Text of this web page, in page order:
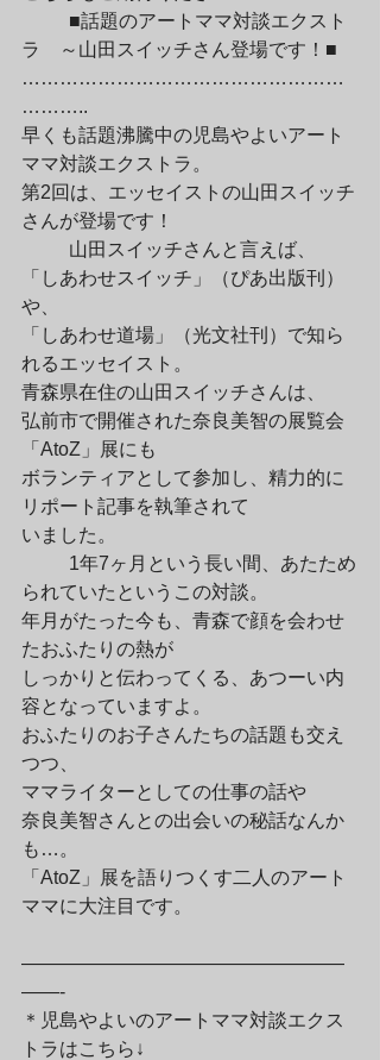
ラ　～山田スイッチさん登場です！■
……………………………………………
………..
早くも話題沸騰中の児島やよいアート
ママ対談エクストラ。
第2回は、エッセイストの山田スイッチ
さんが登場です！
「しあわせスイッチ」（ぴあ出版刊）
や、
「しあわせ道場」（光文社刊）で知ら
れるエッセイスト。
青森県在住の山田スイッチさんは、
弘前市で開催された奈良美智の展覧会
「AtoZ」展にも
ボランティアとして参加し、精力的に
リポート記事を執筆されて
いました。
られていたというこの対談。
年月がたった今も、青森で顔を会わせ
たおふたりの熱が
しっかりと伝わってくる、あつーい内
容となっていますよ。
おふたりのお子さんたちの話題も交え
つつ、
ママライターとしての仕事の話や
奈良美智さんとの出会いの秘話なんか
も…。
「AtoZ」展を語りつくす二人のアート
ママに大注目です。
—————————————————
——-
＊児島やよいのアートママ対談エクス
トラはこちら↓